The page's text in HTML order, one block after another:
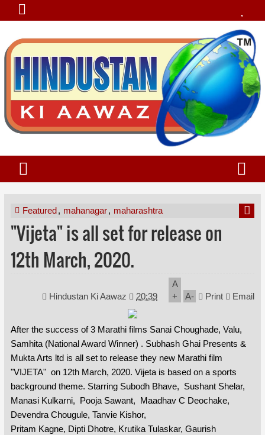
Featured, mahanagar, maharashtra
"Vijeta" is all set for release on
12th March, 2020.
Hindustan Ki Aawaz 20:39
A
+
A- Print Email
After the success of 3 Marathi films Sanai Choughade, Valu,
Samhita (National Award Winner) . Subhash Ghai Presents &
Mukta Arts ltd is all set to release they new Marathi film
"VIJETA" on 12th March, 2020. Vijeta is based on a sports
background theme. Starring Subodh Bhave, Sushant Shelar,
Manasi Kulkarni, Pooja Sawant, Maadhav C Deochake,
Devendra Chougule, Tanvie Kishor,
Pritam Kagne, Dipti Dhotre, Krutika Tulaskar, Gaurish